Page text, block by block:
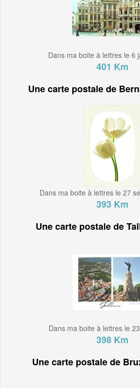
Dans ma boite à lettres le 6
401 Km
Une carte postale de
Dans ma boite à lettres le 27
393 Km
Une carte postale de
Dans ma boite à lettres le
398 Km
Une carte postale de